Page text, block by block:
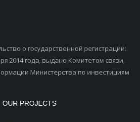
о государственной регистрации:
2014 года, выдано Комитетом связи,
Министерства по инвестициям
OUR PROJECTS